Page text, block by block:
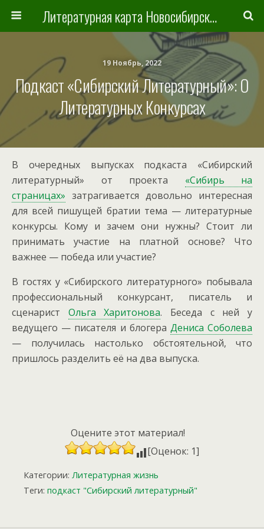
Литературная карта Новосибирска и Новосибирской области
19 Ноябрь, 2022
Подкаст «Сибирский Литературный»: О
Литературных Конкурсах
В очередных выпусках подкаста «Сибирский
литературный» от проекта «Сибирь на
страницах» затрагивается довольно интересная
для всей пишущей братии тема — литературные
конкурсы. Кому и зачем они нужны? Стоит ли
принимать участие на платной основе? Что
важнее — победа или участие?
В гостях у «Сибирского литературного» побывала
профессиональный конкурсант, писатель и
сценарист Ольга Харитонова. Беседа с ней у
ведущего — писателя и блогера Дениса Соболева
— получилась настолько обстоятельной, что
пришлось разделить её на два выпуска.
Оцените этот материал!
[Оценок: 1]
Категории: Литературная жизнь
Теги: подкаст "Сибирский литературный"